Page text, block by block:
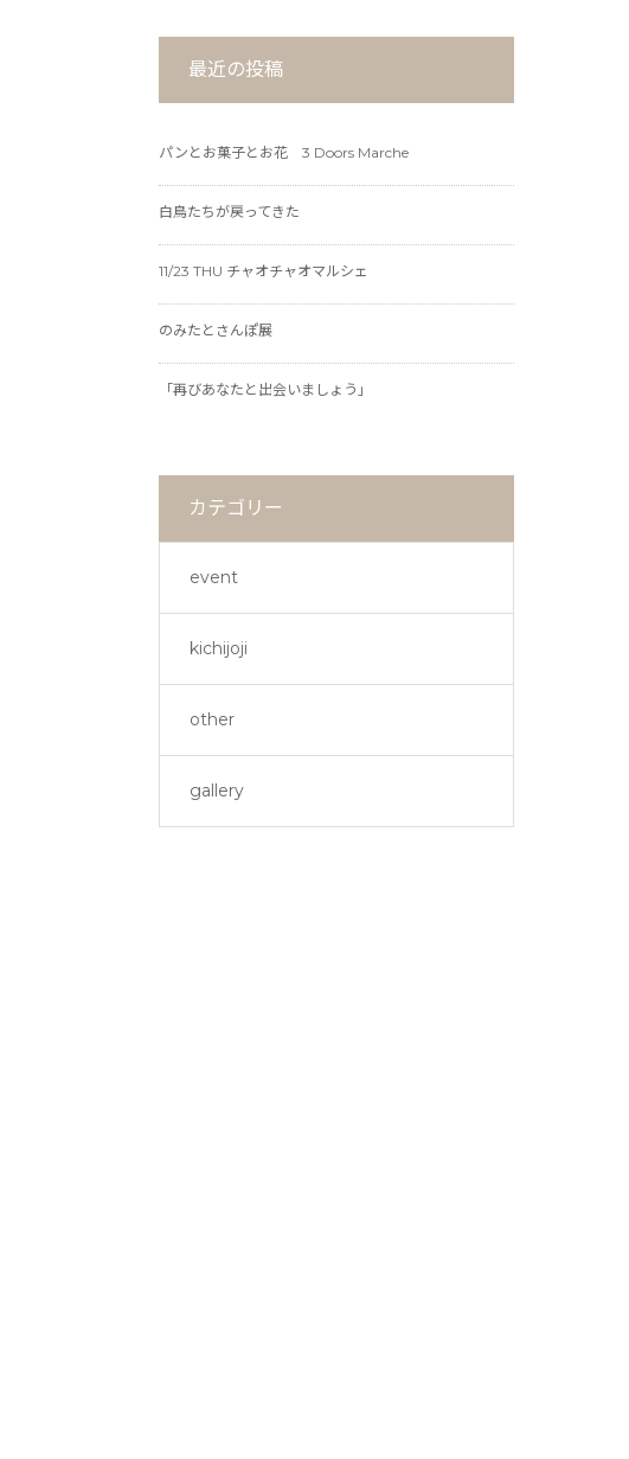
最近の投稿
パンとお菓子とお花 3 Doors Marche
白鳥たちが戻ってきた
11/23 THU チャオチャオマルシェ
のみたとさんぽ展
「再びあなたと出会いましょう」
カテゴリー
event
kichijoji
other
gallery